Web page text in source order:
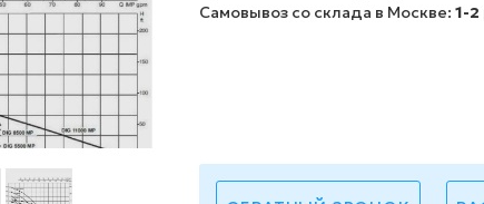
Самовывоз со склада в Москве: 1-